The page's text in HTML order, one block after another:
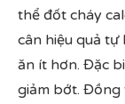
thể đốt cháy
cân hiệu quả tự
ăn ít hơn. Đặc
giảm bớt. Đồng